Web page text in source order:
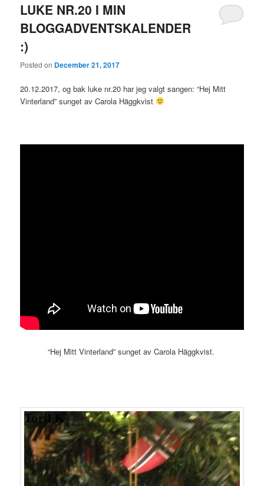
LUKE NR.20 I MIN
BLOGGADVENTSKALENDER
:)
Posted on December 21, 2017
20.12.2017, og bak luke nr.20 har jeg valgt sangen: “Hej Mitt
Vinterland” sunget av Carola Häggkvist
“Hej Mitt Vinterland” sunget av Carola Häggkvist.